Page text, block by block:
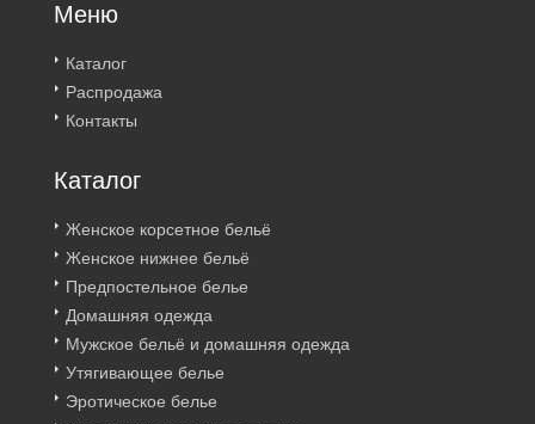
Меню
Каталог
Распродажа
Контакты
Каталог
Женское корсетное бельё
Женское нижнее бельё
Предпостельное белье
Домашняя одежда
Мужское бельё и домашняя одежда
Утягивающее белье
Эротическое белье